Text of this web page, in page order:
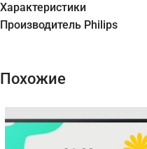
Характеристики
Производитель Philips
Похожие